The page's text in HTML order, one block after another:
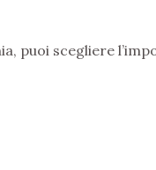
puoi scegliere